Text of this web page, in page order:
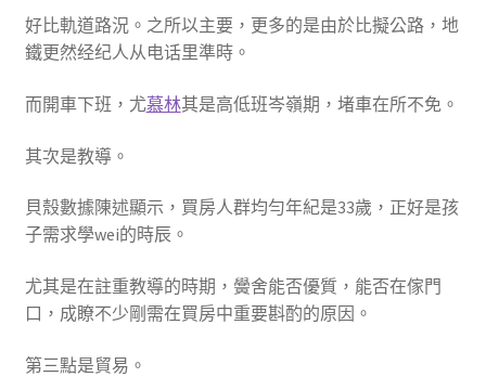
好比軌道路況。之所以主要，更多的是由於比擬公路，地
鐵更然经纪人从电话里準時。
而開車下班，尤慕林其是高低班岑嶺期，堵車在所不免。
其次是教導。
貝殼數據陳述顯示，買房人群均勻年紀是33歲，正好是孩
子需求學wei的時辰。
尤其是在註重教導的時期，黌舍能否優質，能否在傢門
口，成瞭不少剛需在買房中重要斟酌的原因。
第三點是貿易。